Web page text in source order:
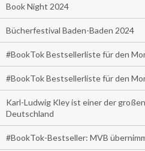
Book Night 2024
Bücherfestival Baden-Baden 2024
#BookTok Bestsellerliste für den
#BookTok Bestsellerliste für den
Karl-Ludwig Kley ist einer der
Deutschland
#BookTok-Bestseller: MVB